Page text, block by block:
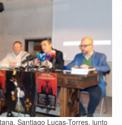
Santiago Lucas-Torres, junto